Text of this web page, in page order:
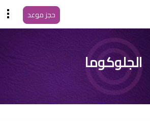
حجز موعد
المياه الزرقاء
للعين
الجلوكوما